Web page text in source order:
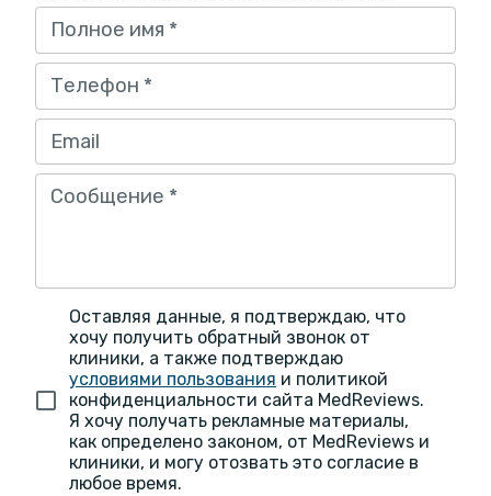
Полное имя *
Телефон *
Email
Сообщение *
Оставляя данные, я подтверждаю, что
хочу получить обратный звонок от
клиники, а также подтверждаю
условиями пользования и политикой
конфиденциальности сайта MedReviews.
Я хочу получать рекламные материалы,
как определено законом, от MedReviews и
клиники, и могу отозвать это согласие в
любое время.